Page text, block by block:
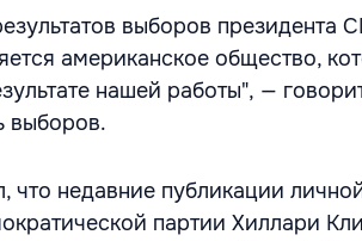
выборов президента
американское общество,
нашей работы", —
выборов.
что недавние публикации
партии Хиллари